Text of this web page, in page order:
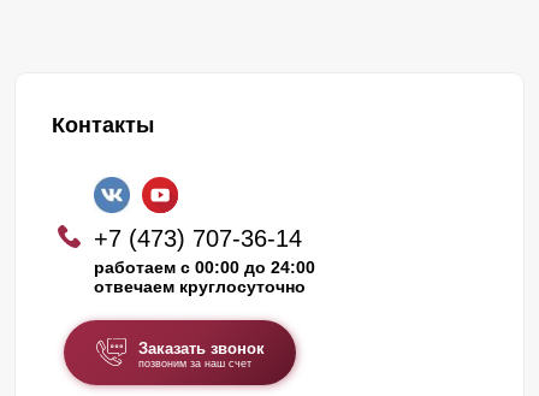
Контакты
+7 (473) 707-36-14
работаем с 00:00 до 24:00
отвечаем круглосуточно
Заказать звонок
позвоним за наш счет